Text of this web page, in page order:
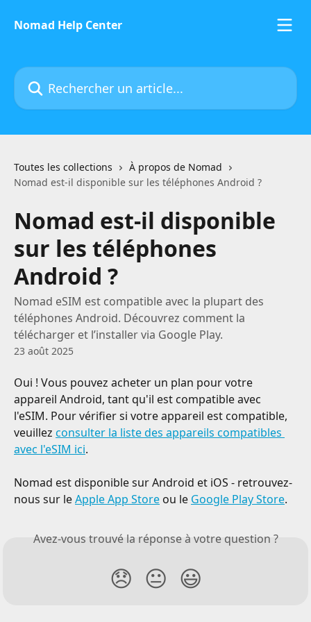
Nomad Help Center
Rechercher un article...
Toutes les collections
À propos de Nomad
Nomad est-il disponible sur les téléphones Android ?
Nomad est-il disponible
sur les téléphones
Android ?
Nomad eSIM est compatible avec la plupart des
téléphones Android. Découvrez comment la
télécharger et l’installer via Google Play.
23 août 2025
Oui ! Vous pouvez acheter un plan pour votre
appareil Android, tant qu'il est compatible avec
l'eSIM. Pour vérifier si votre appareil est compatible,
veuillez consulter la liste des appareils compatibles
avec l'eSIM ici.
Nomad est disponible sur Android et iOS - retrouvez-
nous sur le Apple App Store ou le Google Play Store.
Avez-vous trouvé la réponse à votre question ?
😞 😐 😃